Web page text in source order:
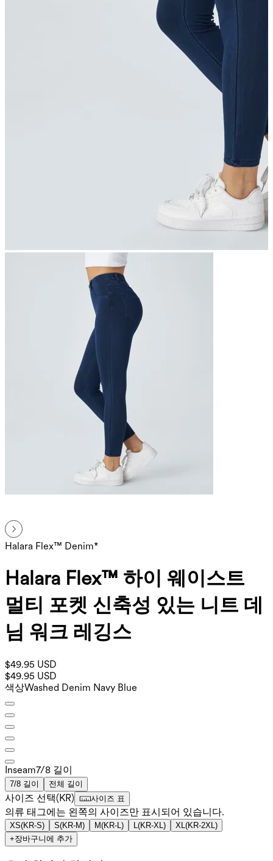
Halara Flex™ Denim*
Halara Flex™ 하이 웨이스트
멀티 포켓 신축성 있는 니트 데
님 워크 레깅스
$49.95 USD
$49.95 USD
색상Washed Denim Navy Blue
Inseam️7/8 길이
7/8 길이 전체 길이
사이즈 선택(KR) 사이즈 표
의류 태그에는 왼쪽의 사이즈만 표시되어 있습니다.
XS(KR-S) S(KR-M) M(KR-L) L(KR-XL) XL(KR-2XL)
+장바구니에 추가